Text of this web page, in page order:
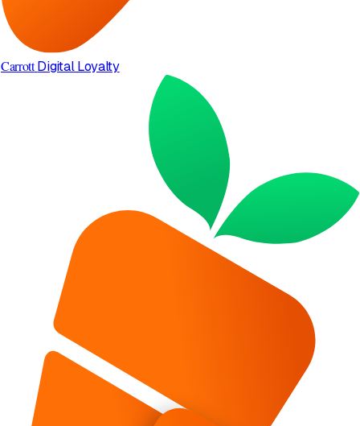
Carrott Digital Loyalty